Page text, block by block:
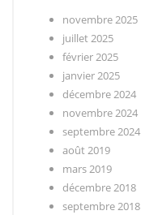
novembre 2025
juillet 2025
février 2025
janvier 2025
décembre 2024
novembre 2024
septembre 2024
août 2019
mars 2019
décembre 2018
septembre 2018